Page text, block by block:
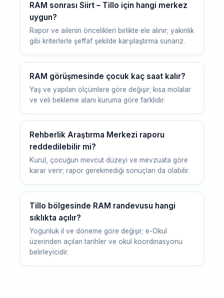
RAM sonrası Siirt – Tillo için hangi merkez
uygun?
Rapor ve ailenin öncelikleri birlikte ele alınır; yakınlık
gibi kriterlerle şeffaf şekilde karşılaştırma sunarız.
RAM görüşmesinde çocuk kaç saat kalır?
Yaş ve yapılan ölçümlere göre değişir; kısa molalar
ve veli bekleme alanı kuruma göre farklıdır.
Rehberlik Araştırma Merkezi raporu
reddedilebilir mi?
Kurul, çocuğun mevcut düzeyi ve mevzuata göre
karar verir; rapor gerekmediği sonuçları da olabilir.
Tillo bölgesinde RAM randevusu hangi
sıklıkta açılır?
Yoğunluk il ve döneme göre değişir; e-Okul
üzerinden açılan tarihler ve okul koordinasyonu
belirleyicidir.